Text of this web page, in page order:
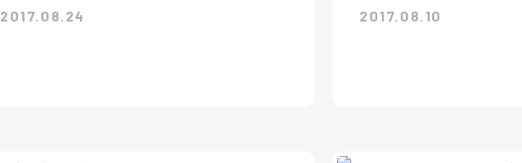
2017.08.24 2017.08.10